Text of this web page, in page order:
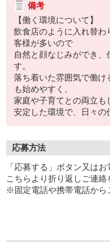
備考
【働く環境について】
飲食店のように入れ替わ
客様が多いので
自然と顔なじみができ
す。
落ち着いた雰囲気で働
も始めやすく、
家庭や子育てとの両立も
安定した環境で、日々の
応募方法
「応募する」ボタン又は
こちらより折り返しご連絡
※固定電話や携帯電話から